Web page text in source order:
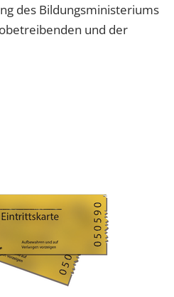
des Bildungsministeriums
und der